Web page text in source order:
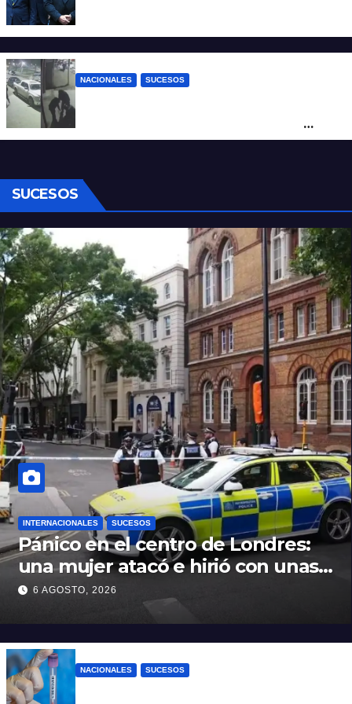
NACIONALES SUCESOS
quedaron filmados
SUCESOS
INTERNACIONALES SUCESOS
Pánico en el centro de Londres:
una mujer atacó e hirió con unas
tijeras a cuatro hombres
6 AGOSTO, 2026
NACIONALES SUCESOS